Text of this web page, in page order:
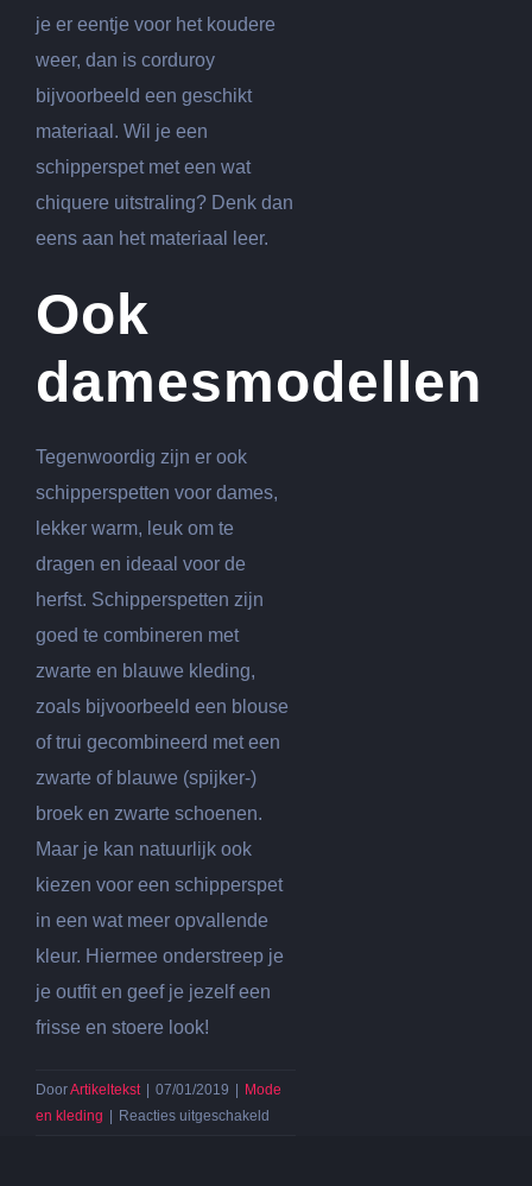
je er eentje voor het koudere
weer, dan is corduroy
bijvoorbeeld een geschikt
materiaal. Wil je een
schipperspet met een wat
chiquere uitstraling? Denk dan
eens aan het materiaal leer.
Ook
damesmodellen
Tegenwoordig zijn er ook
schipperspetten voor dames,
lekker warm, leuk om te
dragen en ideaal voor de
herfst. Schipperspetten zijn
goed te combineren met
zwarte en blauwe kleding,
zoals bijvoorbeeld een blouse
of trui gecombineerd met een
zwarte of blauwe (spijker-)
broek en zwarte schoenen.
Maar je kan natuurlijk ook
kiezen voor een schipperspet
in een wat meer opvallende
kleur. Hiermee onderstreep je
je outfit en geef je jezelf een
frisse en stoere look!
DoorArtikeltekst 07/01/2019
Mode
en kleding
Reacties uitgeschakeld